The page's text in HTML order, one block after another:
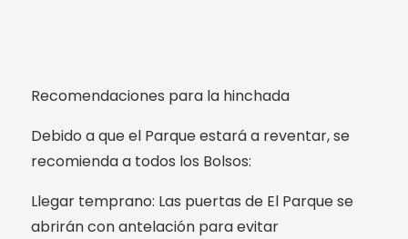
Recomendaciones para la hinchada
Debido a que el Parque estará a reventar, se
recomienda a todos los Bolsos:
Llegar temprano: Las puertas de El Parque se
abrirán con antelación para evitar